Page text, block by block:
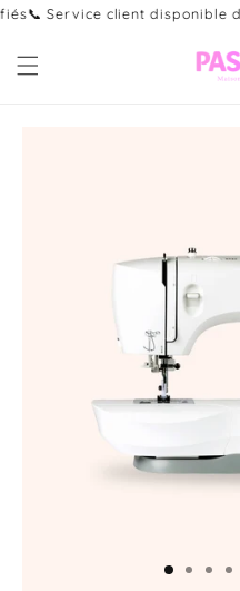
et
passer
contenu
📞 Service client disponible du